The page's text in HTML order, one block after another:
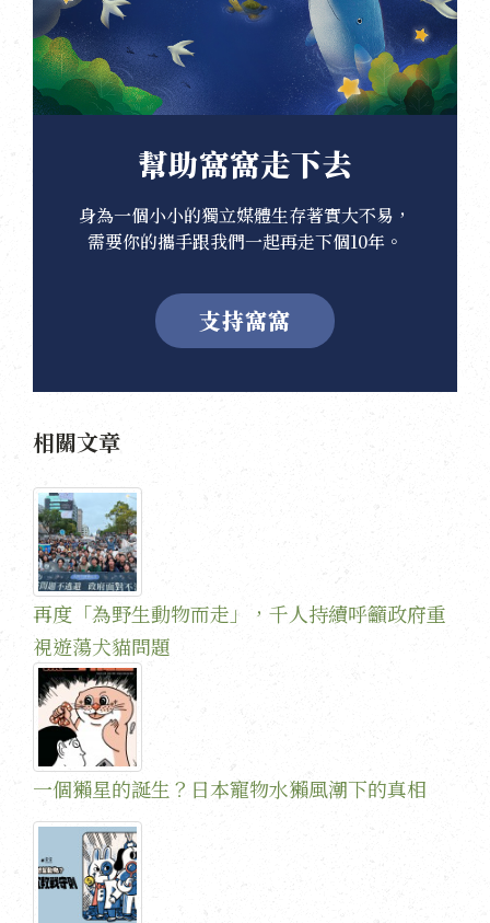
幫助窩窩走下去
身為一個小小的獨立媒體生存著實大不易，
需要你的攜手跟我們一起再走下個10年。
支持窩窩
相關文章
再度「為野生動物而走」，千人持續呼籲政府重
視遊蕩犬貓問題
一個獺星的誕生？日本寵物水獺風潮下的真相